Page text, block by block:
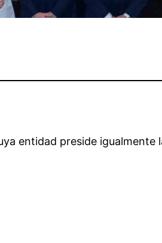
entidad preside igualmente